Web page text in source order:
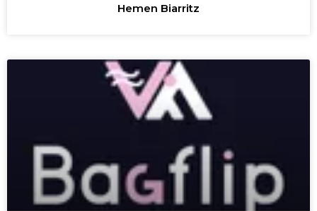
Hemen Biarritz